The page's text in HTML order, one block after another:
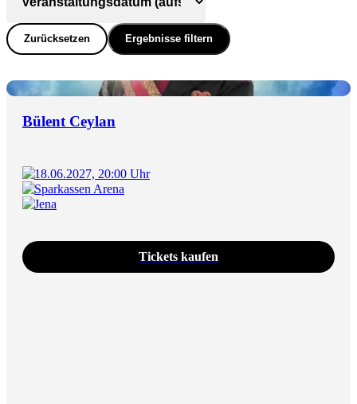
Zurücksetzen Ergebnisse filtern
Bülent Ceylan
18.06.2027, 20:00 Uhr
Sparkassen Arena
Jena
Tickets kaufen